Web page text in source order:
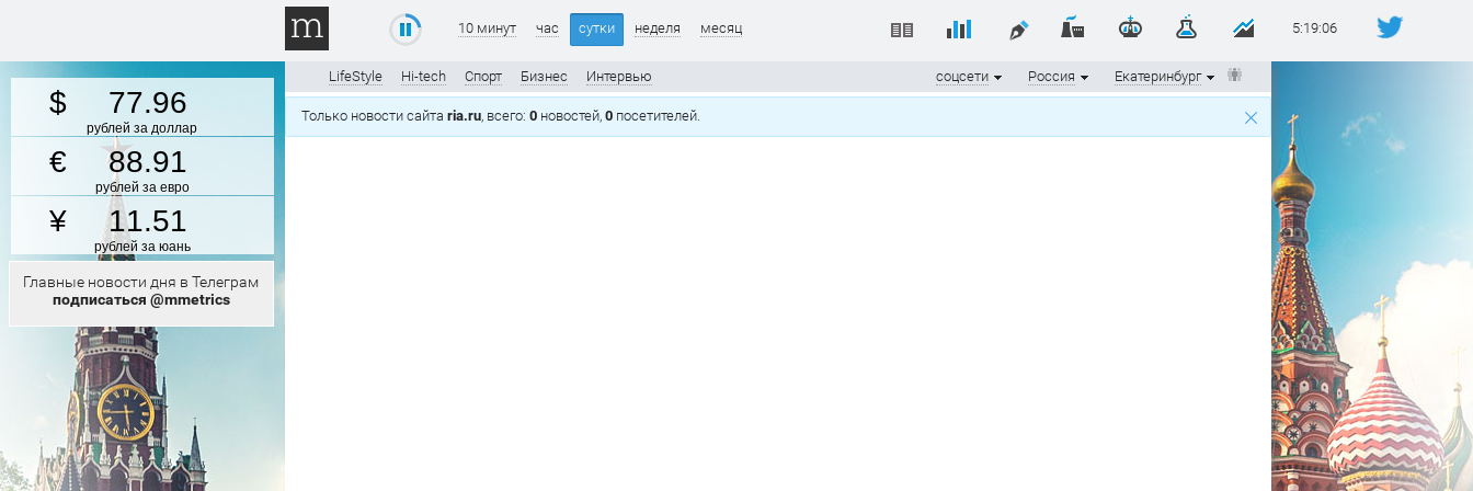
77.96
рублей за доллар
88.91
рублей за евро
11.51
рублей за юань
Главные новости дня в Телеграм
подписаться @mmetrics
5:19:07
10 минут час сутки неделя месяц
LifeStyle Hi-tech Спорт Бизнес Интервью Екатеринбург
Россия
соцсети
Только новости сайта ria.ru, всего: 0 новостей, 0 посетителей.